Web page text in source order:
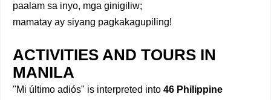
paalam sa inyo, mga ginigiliw;
mamatay ay siyang pagkakagupiling!
ACTIVITIES AND TOURS IN
MANILA
"Mi último adiós" is interpreted into 46 Philippine